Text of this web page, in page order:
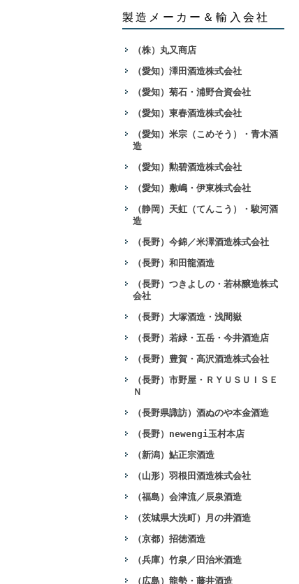
製造メーカー＆輸入会社
（株）丸又商店
（愛知）澤田酒造株式会社
（愛知）菊石・浦野合資会社
（愛知）東春酒造株式会社
（愛知）米宗（こめそう）・青木酒
造
（愛知）勲碧酒造株式会社
（愛知）敷嶋・伊東株式会社
（静岡）天虹（てんこう）・駿河酒
造
（長野）今錦／米澤酒造株式会社
（長野）和田龍酒造
（長野）つきよしの・若林醸造株式
会社
（長野）大塚酒造・浅間嶽
（長野）若緑・五岳・今井酒造店
（長野）豊賀・高沢酒造株式会社
（長野）市野屋・ＲＹＵＳＵＩＳＥ
Ｎ
（長野県諏訪）酒ぬのや本金酒造
（長野）newengi玉村本店
（新潟）鮎正宗酒造
（山形）羽根田酒造株式会社
（福島）会津流／辰泉酒造
（茨城県大洗町）月の井酒造
（京都）招徳酒造
（兵庫）竹泉／田治米酒造
（広島）龍勢・藤井酒造